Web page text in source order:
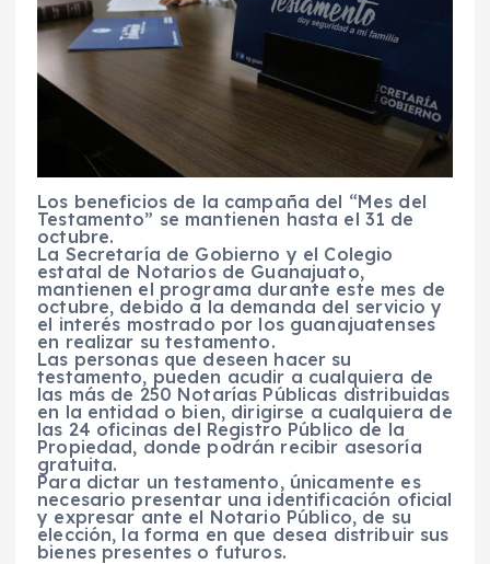
Los beneficios de la campaña del “Mes del
Testamento” se mantienen hasta el 31 de
octubre.
La Secretaría de Gobierno y el Colegio
estatal de Notarios de Guanajuato,
mantienen el programa durante este mes de
octubre, debido a la demanda del servicio y
el interés mostrado por los guanajuatenses
en realizar su testamento.
Las personas que deseen hacer su
testamento, pueden acudir a cualquiera de
las más de 250 Notarías Públicas distribuidas
en la entidad o bien, dirigirse a cualquiera de
las 24 oficinas del Registro Público de la
Propiedad, donde podrán recibir asesoría
gratuita.
Para dictar un testamento, únicamente es
necesario presentar una identificación oficial
y expresar ante el Notario Público, de su
elección, la forma en que desea distribuir sus
bienes presentes o futuros.